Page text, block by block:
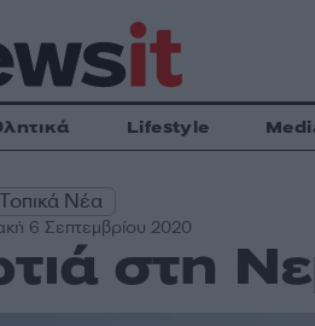
Lifestyle
Νέα
6 Σεπτεμβρίου 2020
στη